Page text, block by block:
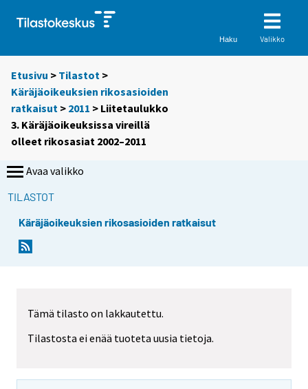
Haku Valikko
Etusivu > Tilastot >
Käräjäoikeuksien rikosasioiden
ratkaisut > 2011 > Liitetaulukko
3. Käräjäoikeuksissa vireillä
olleet rikosasiat 2002–2011
Avaa valikko
TILASTOT
Käräjäoikeuksien rikosasioiden ratkaisut
Tämä tilasto on lakkautettu.
Tilastosta ei enää tuoteta uusia tietoja.